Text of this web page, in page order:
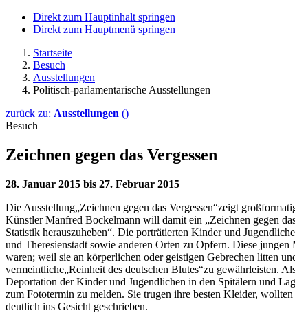
Direkt zum Hauptinhalt springen
Direkt zum Hauptmenü springen
Startseite
Besuch
Ausstellungen
Politisch-parlamentarische Ausstellungen
zurück zu: Ausstellungen ()
Besuch
Zeichnen gegen das Vergessen
28. Januar 2015 bis 27. Februar 2015
Die Ausstellung„Zeichnen gegen das Vergessen“zeigt
Künstler Manfred Bockelmann will damit ein „Zeichnen gegen
Statistik herauszuheben“. Die porträtierten Kinder und
und Theresienstadt sowie anderen Orten zu Opfern. Diese
waren; weil sie an körperlichen oder geistigen Gebrechen litten
vermeintliche„Reinheit des deutschen Blutes“zu gewährleisten.
Deportation der Kinder und Jugendlichen in den Spitälern und
zum Fototermin zu melden. Sie trugen ihre besten Kleider,
deutlich ins Gesicht geschrieben.